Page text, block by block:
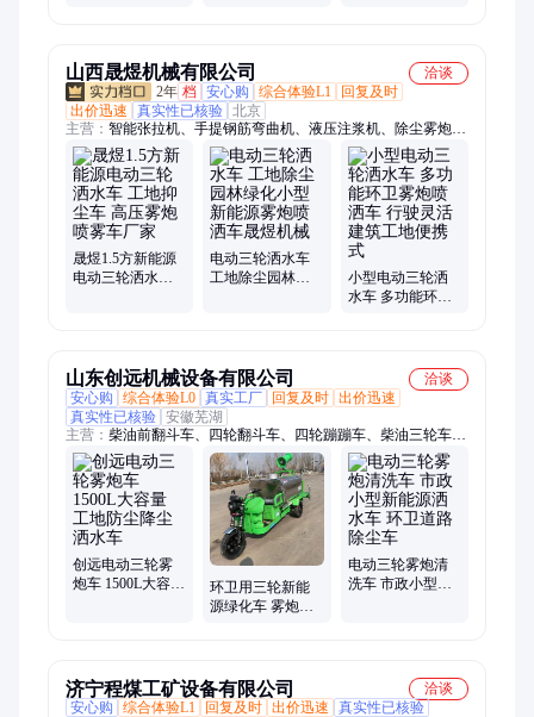
山西晟煜机械有限公司
洽谈
2年 档 安心购 综合体验L1
回复及时
出价迅速
真实性已核验 北京
主营： 智能张拉机、手提钢筋弯曲机、液压注浆机、除尘雾炮
机、电动三轮洒水车、钢筋冷挤压机、气动注浆泵、螺杆注浆
机、活塞注浆机、智能压浆台车、钢绞线穿束机、钢绞线穿线
机、钢绞线挤压机、锚索测力计、预应力千斤顶、桥梁养护器、
工地洗车平台、围挡喷淋、扬尘监测仪、塔吊喷淋
晟煜1.5方新能源
电动三轮洒水车
电动三轮洒水车
工地除尘园林绿
小型电动三轮洒
水车 多功能环卫
山东创远机械设备有限公司
洽谈
安心购
综合体验L0 真实工厂 回复及时 出价迅速
真实性已核验 安徽芜湖
主营： 柴油前翻斗车、四轮翻斗车、四轮蹦蹦车、柴油三轮车、
农用三轮车、工程自卸三轮车、电动洒水车、小型柴油翻斗车、
四驱农用车、四驱拖拉机、四驱爬山王、柴油三轮洒水车、金属
压块机、新能源洒水车
创远电动三轮雾
炮车 1500L大容量
环卫用三轮新能
源绿化车 雾炮车
电动三轮雾炮清
洗车 市政小型新
济宁程煤工矿设备有限公司
洽谈
安心购
综合体验L1 回复及时 出价迅速 真实性已核验